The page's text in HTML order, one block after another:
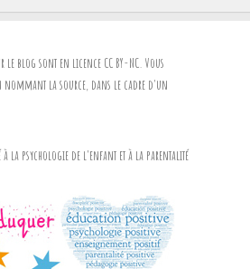
le blog sont en licence CC BY-NC. Vous
nommant la source, dans le cadre d'un
la psychologie de l'enfant et à la parentalité